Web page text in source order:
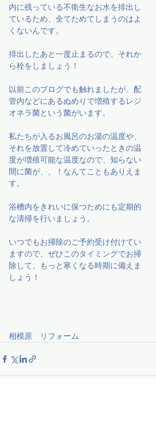
内に残っている不衛生なお水を排出し
ているため、全てためてしまうのはよ
くないんです。
排出したあと一度止まるので、それか
ら栓をしましょう！
以前このブログでも触れましたが、配
管内などにあるぬめりで増殖するレジ
オネラ菌という菌がいます。
私たちが入るお風呂のお湯の温度や、
それを放置して冷めていったときの温
度が増殖可能な温度なので、知らない
間に菌が、、！なんてこともありえま
す。
浴槽内をきれいに保つためにも定期的
な清掃を行いましょう。
いつでもお掃除のご予約受け付けてい
ますので、ぜひこのタイミングでお掃
除して、もっと寒くなる時期に備えま
しょう！
相模原　リフォーム